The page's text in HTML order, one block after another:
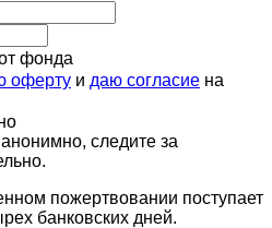
фонда
оферту и даю согласие на
следите за
пожертвовании поступает
банковских дней.